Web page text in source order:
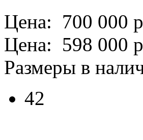
Цена: 700 000
Цена: 598 000
Размеры в
42